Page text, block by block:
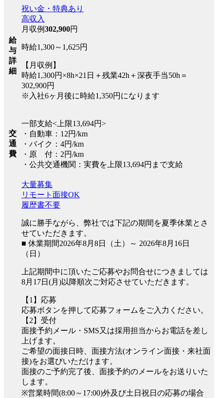
給
与
詳
細
祝い金・特典あり
高収入
月収例302,900円
時給1,300～1,625円
【月収例】
時給1,300円×8h×21日＋残業42h＋深夜手当50h＝
302,900円
※入社6ヶ月後に時給1,350円になります
交
通
費
一部支給<上限13,694円>
・自動車：12円/km
・バイク：4円/km
・原 付：2円/km
・公共交通機関：実費を上限13,694円まで支給
大量募集
リモート面接OK
履歴書不要
誠に勝手ながら、弊社では下記の期間を夏季休業とさ
せていただきます。
■ 休業期間2026年8月8日（土）～ 2026年8月16日
（日）
上記期間中に頂いたご応募やお問合せにつきましては
8月17日(月)以降順次ご対応させていただきます。
【1】応募
応募ボタンを押して応募フォームをご入力ください。
【2】受付
面接予約メール・SMS又は採用担当からお電話を差し
上げます。
ご希望の面接日時、面接方法(オンライン面接・来社面
接)をお選びいただけます。
面接のご予約完了後、面接予約のメールをお送りいた
します。
※営業時間(8:00～17:00)外及び土日祝日の応募の場合